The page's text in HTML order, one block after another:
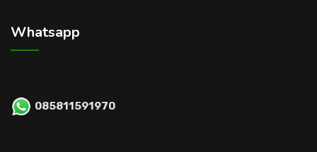
Whatsapp
085811591970